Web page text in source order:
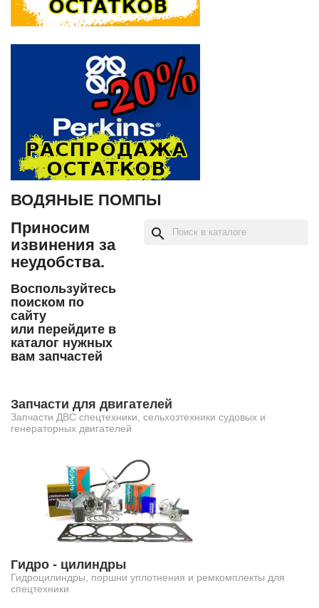
ВОДЯНЫЕ ПОМПЫ
Приносим
извинения за
неудобства.
Воспользуйтесь
поиском по
сайту
или перейдите в
каталог нужных
вам запчастей
search
Запчасти для двигателей
Запчасти ДВС спецтехники, сельхозтехники судовых и
генераторных двигателей
Гидро - цилиндры
Гидроцилиндры, поршни уплотнения и ремкомплекты для
спецтехники